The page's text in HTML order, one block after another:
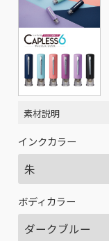
素材説明
インクカラー
ボディカラー